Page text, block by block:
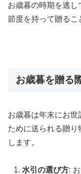
お歳暮の時期を逃
節度を持って贈るこ
お歳暮を贈る
お歳暮は年末にお
ために送られる贈
します。
水引の選び方: